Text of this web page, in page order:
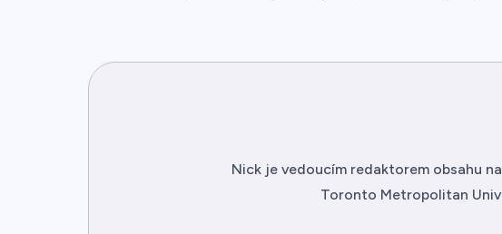
Nick je vedoucím redaktorem obsahu
Toronto Metropolitan